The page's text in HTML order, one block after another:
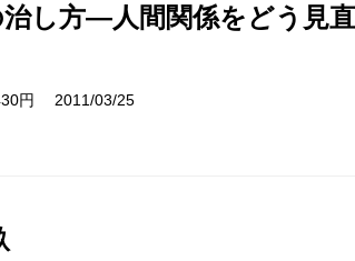
治し方―人間関係をどう見
円 2011/03/25